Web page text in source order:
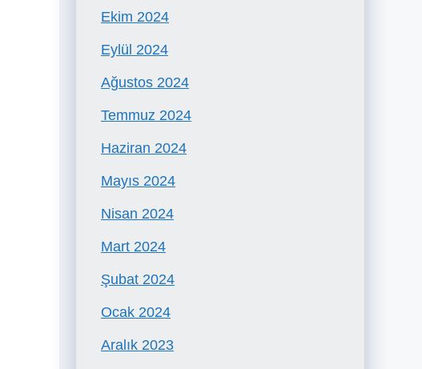
Ekim 2024
Eylül 2024
Ağustos 2024
Temmuz 2024
Haziran 2024
Mayıs 2024
Nisan 2024
Mart 2024
Şubat 2024
Ocak 2024
Aralık 2023